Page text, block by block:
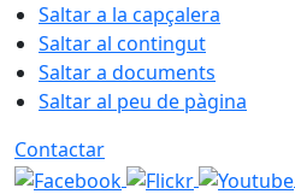
Saltar a la capçalera
Saltar al contingut
Saltar a documents
Saltar al peu de pàgina
Contactar